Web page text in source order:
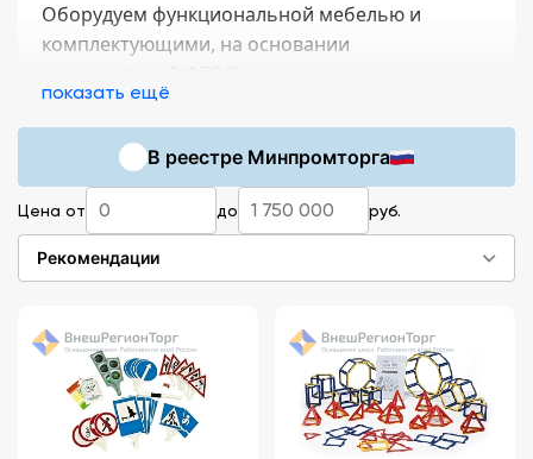
Оборудуем функциональной мебелью и
комплектующими, на основании
показать ещё
В реестре Минпромторга
Цена от до руб.
Рекомендации